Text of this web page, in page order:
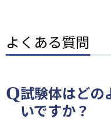
よくある質問
試験体はどの
いですか？